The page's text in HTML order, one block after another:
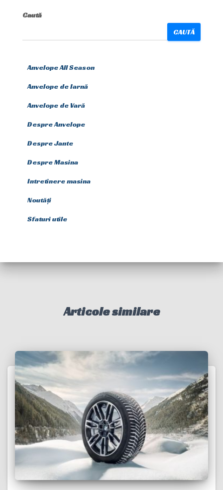
Caută
CAUTĂ
Anvelope All Season
Anvelope de Iarnă
Anvelope de Vară
Despre Anvelope
Despre Jante
Despre Masina
Intretinere masina
Noutăți
Sfaturi utile
Articole similare